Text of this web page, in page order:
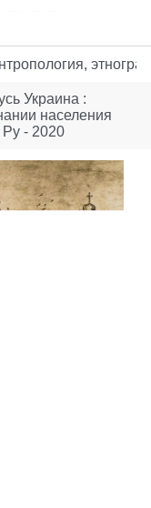
Украина :
населения
Ру - 2020